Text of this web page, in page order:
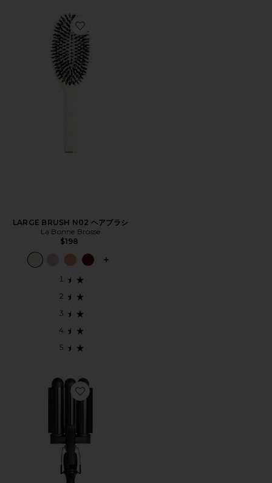
Favorite LARGE BRUSH N02 ヘアブラシ
LARGE BRUSH N02 ヘアブラシ
La Bonne Brosse
$198
PLUS ICON TO SEE MORE OPTIONS
Favorite PRO WAVER 32MM プロウェーバー32MM